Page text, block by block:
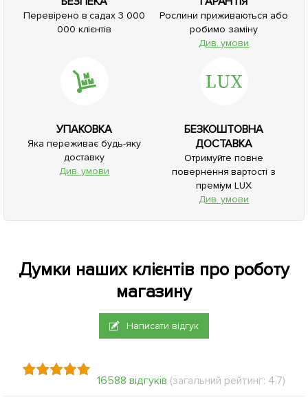
Перевірено в садах 3 000
000 клієнтів
Рослини приживаються або
робимо заміну
Див. умови
УПАКОВКА
Яка переживає будь-яку
доставку
Див. умови
БЕЗКОШТОВНА
ДОСТАВКА
Отримуйте повне
повернення вартості з
преміум LUX
Див. умови
Думки наших клієнтів про роботу
магазину
Написати відгук
16588 відгуків (загальний рейтинг: 4.7)